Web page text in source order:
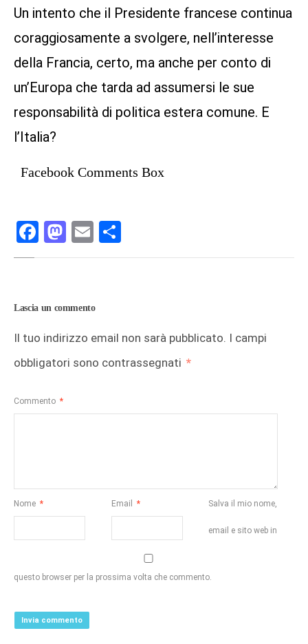
Un intento che il Presidente francese continua
coraggiosamente a svolgere, nell’interesse
della Francia, certo, ma anche per conto di
un’Europa che tarda ad assumersi le sue
responsabilità di politica estera comune. E
l’Italia?
Facebook Comments Box
Facebook
Mastodon
Email
Lascia un commento
Il tuo indirizzo email non sarà pubblicato. I campi
obbligatori sono contrassegnati *
Commento *
Nome * Email * Salva il mio nome,
email e sito web in
questo browser per la prossima volta che commento.